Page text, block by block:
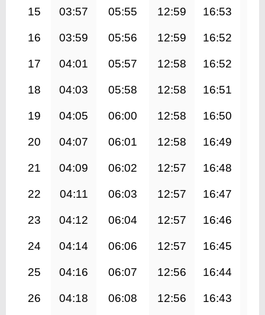
15 03:57 05:55 12:59 16:53
16 03:59 05:56 12:59 16:52
17 04:01 05:57 12:58 16:52
18 04:03 05:58 12:58 16:51
19 04:05 06:00 12:58 16:50
20 04:07 06:01 12:58 16:49
21 04:09 06:02 12:57 16:48
22 04:11 06:03 12:57 16:47
23 04:12 06:04 12:57 16:46
24 04:14 06:06 12:57 16:45
25 04:16 06:07 12:56 16:44
26 04:18 06:08 12:56 16:43